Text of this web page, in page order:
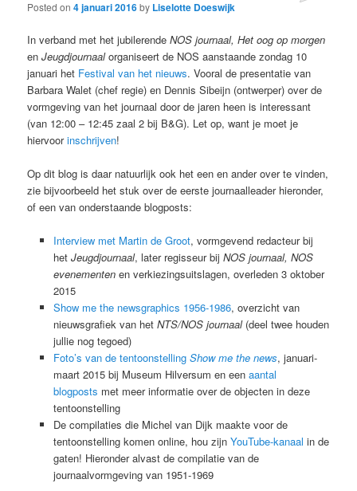
Posted on4 januari 2016by Liselotte Doeswijk
In verband met het jubilerendeNOS journaal, Het oog op morgen
en Jeugdjournaalorganiseert de NOS aanstaande zondag 10
januari het Festival van het nieuws. Vooral de presentatie van
Barbara Walet (chef regie) en Dennis Sibeijn (ontwerper) over de
vormgeving van het journaal door de jaren heen is interessant
(van 12:00 – 12:45 zaal 2 bij B&G). Let op, want je moet je
hiervoorinschrijven!
Op dit blog is daar natuurlijk ook het een en ander over te vinden,
zie bijvoorbeeld het stuk over de eerste journaalleader hieronder,
of een van onderstaande blogposts:
Interview met Martin de Groot, vormgevend redacteur bij
het Jeugdjournaal, later regisseur bij NOS journaal, NOS
evenementenen verkiezingsuitslagen, overleden 3 oktober
2015
Show me the newsgraphics 1956-1986, overzicht van
nieuwsgrafiek van het NTS/NOS journaal (deel twee houden
jullie nog tegoed)
Foto’s van de tentoonstelling Show me the news, januari-
maart 2015 bij Museum Hilversum en een aantal
blogposts met meer informatie over de objecten in deze
tentoonstelling
De compilaties die Michel van Dijk maakte voor de
tentoonstelling komen online, hou zijn YouTube-kanaal in de
gaten! Hieronder alvast de compilatie van de
journaalvormgeving van 1951-1969